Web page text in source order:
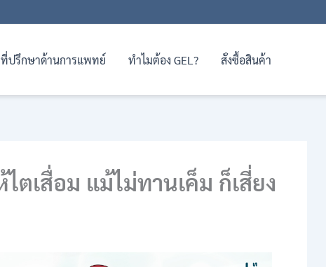
ที่ปรึกษาด้านการแพทย์ ทำไมต้อง GEL? สั่งซื้อสินค้า
ตเสื่อม แม้ไม่ทานเค็ม ก็เสี่ยง